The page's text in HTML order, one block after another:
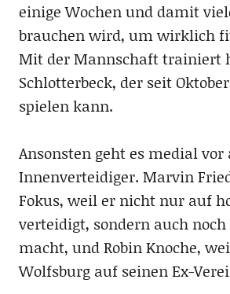
einige Wochen und damit
brauchen wird, um wirklich
Mit der Mannschaft trainiert
Schlotterbeck, der seit
spielen kann.
Ansonsten geht es medial
Innenverteidiger. Marvin
Fokus, weil er nicht nur auf
verteidigt, sondern auch noch
macht, und Robin Knoche,
Wolfsburg auf seinen Ex-